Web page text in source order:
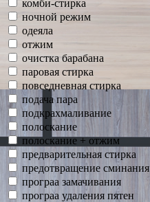
комби-стирка
ночной режим
одеяла
отжим
очистка барабана
паровая стирка
повседневная стирка
подача пара
подкрахмаливание
полоскание
полоскание + отжим
предварительная стирка
предотвращение сминания
програа замачивания
програа удаления пятен